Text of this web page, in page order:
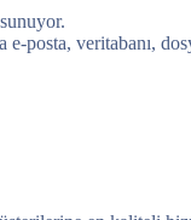
posta, veritabanı,